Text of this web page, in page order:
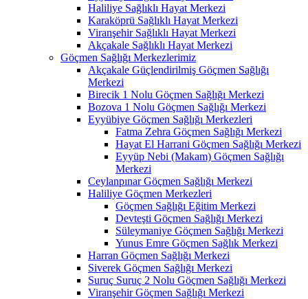
Haliliye Sağlıklı Hayat Merkezi
Karaköprü Sağlıklı Hayat Merkezi
Viranşehir Sağlıklı Hayat Merkezi
Akçakale Sağlıklı Hayat Merkezi
Göçmen Sağlığı Merkezlerimiz
Akçakale Güçlendirilmiş Göçmen Sağlığı
Merkezi
Birecik 1 Nolu Göçmen Sağlığı Merkezi
Bozova 1 Nolu Göçmen Sağlığı Merkezi
Eyyübiye Göçmen Sağlığı Merkezleri
Fatma Zehra Göçmen Sağlığı Merkezi
Hayat El Harrani Göçmen Sağlığı Merkezi
Eyyüp Nebi (Makam) Göçmen Sağlığı
Merkezi
Ceylanpınar Göçmen Sağlığı Merkezi
Haliliye Göçmen Merkezleri
Göçmen Sağlığı Eğitim Merkezi
Devteşti Göçmen Sağlığı Merkezi
Süleymaniye Göçmen Sağlığı Merkezi
Yunus Emre Göçmen Sağlık Merkezi
Harran Göçmen Sağlığı Merkezi
Siverek Göçmen Sağlığı Merkezi
Suruç Suruç 2 Nolu Göçmen Sağlığı Merkezi
Viranşehir Göçmen Sağlığı Merkezi